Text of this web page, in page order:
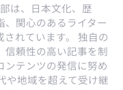
は、日本文化、歴
関心のあるライター
れています。 独自の
信頼性の高い記事を制
テンツの発信に努め
や地域を超えて受け継